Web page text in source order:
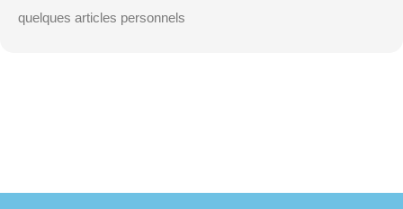
quelques articles personnels